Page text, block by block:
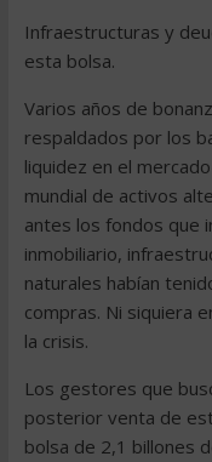
Infraestructuras y
esta bolsa.
Varios años de
respaldados por los
liquidez en el
mundial de activos
antes los fondos que
inmobiliario,
naturales habían
compras. Ni siquiera
la crisis.
Los gestores que
posterior venta de
bolsa de 2,1 billones